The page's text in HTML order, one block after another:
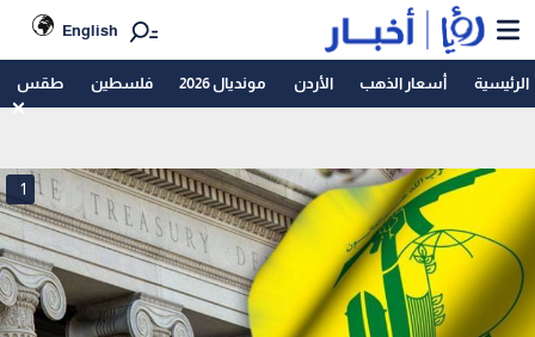
English
الرئيسية أسعار الذهب الأردن مونديال 2026 فلسطين طقس
1